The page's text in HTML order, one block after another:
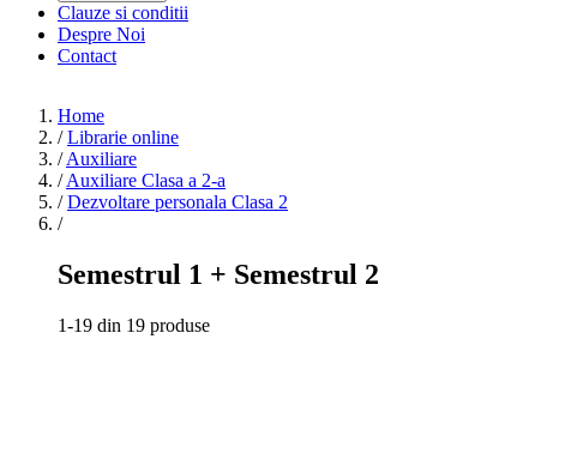
Clauze si conditii
Despre Noi
Contact
Home
/ Librarie online
/ Auxiliare
/ Auxiliare Clasa a 2-a
/ Dezvoltare personala Clasa 2
/
Semestrul 1 + Semestrul 2
1-19 din 19 produse